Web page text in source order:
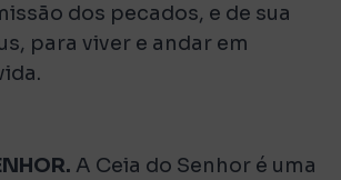
dos pecados, e de sua
para viver e andar em
A Ceia do Senhor é uma